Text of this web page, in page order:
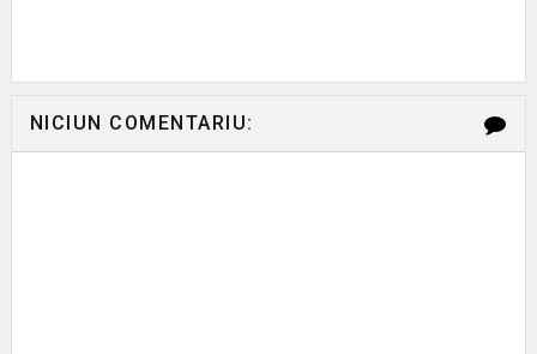
NICIUN COMENTARIU: